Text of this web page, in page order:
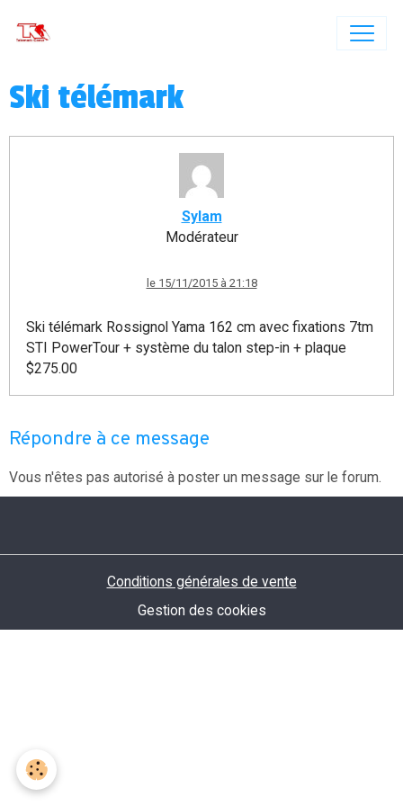
Ski télémark
Sylam
Modérateur
le 15/11/2015 à 21:18
Ski télémark Rossignol Yama 162 cm avec fixations 7tm
STI PowerTour + système du talon step-in + plaque
$275.00
Répondre à ce message
Vous n'êtes pas autorisé à poster un message sur le forum.
Conditions générales de vente
Gestion des cookies